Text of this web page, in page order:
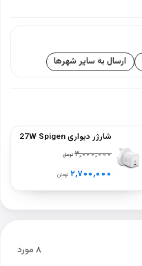
ارسال به سایر شهرها
شارژر دیواری 27W Spigen
۳,۰۰۰,۰۰۰تومان
۲,۷۰۰,۰۰۰ تومان
۸ مورد